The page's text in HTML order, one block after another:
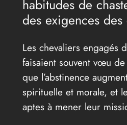
habitudes de
des exigences
Les chevaliers engagés
faisaient souvent vœu
que l’abstinence
spirituelle et morale, et
aptes à mener leur